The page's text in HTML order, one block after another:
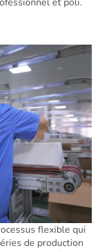
flexible qui
de production